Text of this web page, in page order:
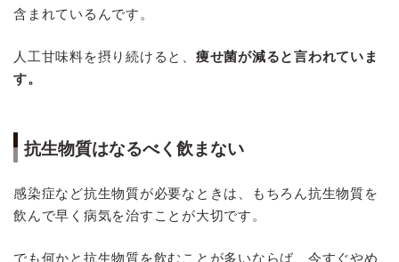
含まれているんです。
人工甘味料を摂り続けると、 痩せ菌が減ると言われていま
す。
抗生物質はなるべく飲まない
感染症など抗生物質が必要なときは、もちろん抗生物質を
飲んで早く病気を治すことが大切です。
でも何かと抗生物質を飲むことが多いならば、今すぐやめ